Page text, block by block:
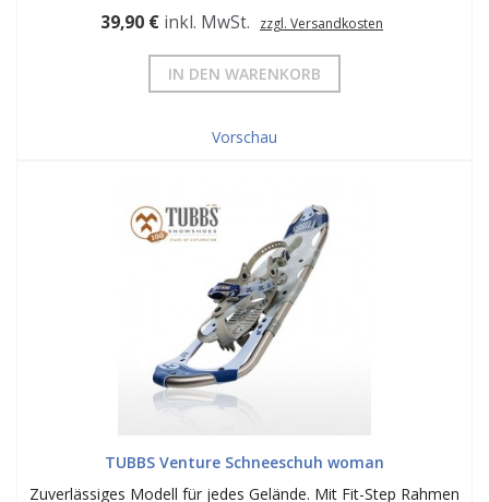
39,90 € inkl. MwSt. zzgl. Versandkosten
IN DEN WARENKORB
Vorschau
TUBBS Venture Schneeschuh woman
Zuverlässiges Modell für jedes Gelände. Mit Fit-Step Rahmen